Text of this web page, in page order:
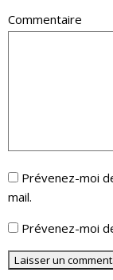
Commentaire
Prévenez-moi
mail.
Prévenez-moi